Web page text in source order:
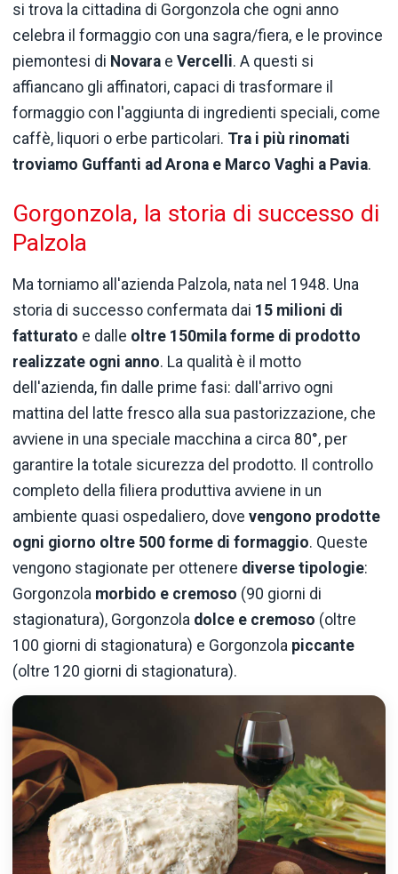
si trova la cittadina di Gorgonzola che ogni anno
celebra il formaggio con una sagra/fiera, e le province
piemontesi di Novara e Vercelli. A questi si
affiancano gli affinatori, capaci di trasformare il
formaggio con l'aggiunta di ingredienti speciali, come
caffè, liquori o erbe particolari. Tra i più rinomati
troviamo Guffanti ad Arona e Marco Vaghi a Pavia.
Gorgonzola, la storia di successo di
Palzola
Ma torniamo all'azienda Palzola, nata nel 1948. Una
storia di successo confermata dai 15 milioni di
fatturato e dalle oltre 150mila forme di prodotto
realizzate ogni anno. La qualità è il motto
dell'azienda, fin dalle prime fasi: dall'arrivo ogni
mattina del latte fresco alla sua pastorizzazione, che
avviene in una speciale macchina a circa 80°, per
garantire la totale sicurezza del prodotto. Il controllo
completo della filiera produttiva avviene in un
ambiente quasi ospedaliero, dove vengono prodotte
ogni giorno oltre 500 forme di formaggio. Queste
vengono stagionate per ottenere diverse tipologie:
Gorgonzola morbido e cremoso (90 giorni di
stagionatura), Gorgonzola dolce e cremoso (oltre
100 giorni di stagionatura) e Gorgonzola piccante
(oltre 120 giorni di stagionatura).